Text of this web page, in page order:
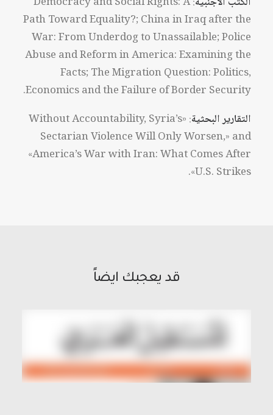
Path Toward Equality?; China in Iraq after the
War: From Underdog to Unassailable; Police
Abuse and Reform in America: Examining the
Facts; The Migration Question: Politics,
Economics and the Failure of Border Security.
التقارير البحثية : «Without Accountability, Syria’s
Sectarian Violence Will Only Worsen,» and
«America’s War with Iran: What Comes After
U.S. Strikes».
قد يعجبك ايضاً